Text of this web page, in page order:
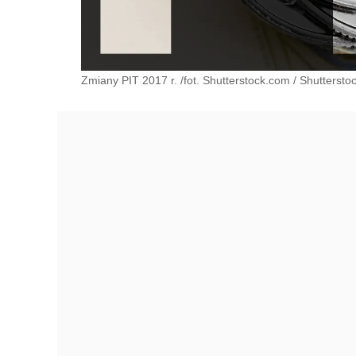
Zmiany PIT 2017 r. /fot. Shutterstock.com /